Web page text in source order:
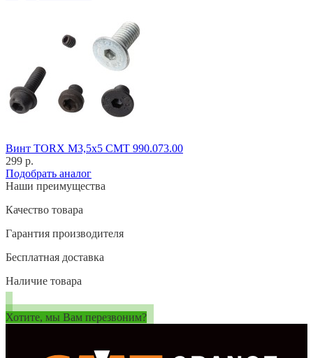
Винт TORX M3,5x5 CMT 990.073.00
299 р.
Подобрать аналог
Наши преимущества
Качество товара
Гарантия производителя
Бесплатная доставка
Наличие товара
Хотите, мы Вам перезвоним?